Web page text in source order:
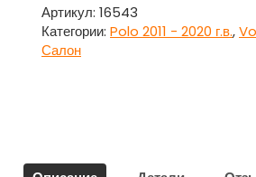
солнцезащитный
правый
Фольксваген
Артикул: 16543
Категории: Polo 2011 - 2020 г.в.,
Салон